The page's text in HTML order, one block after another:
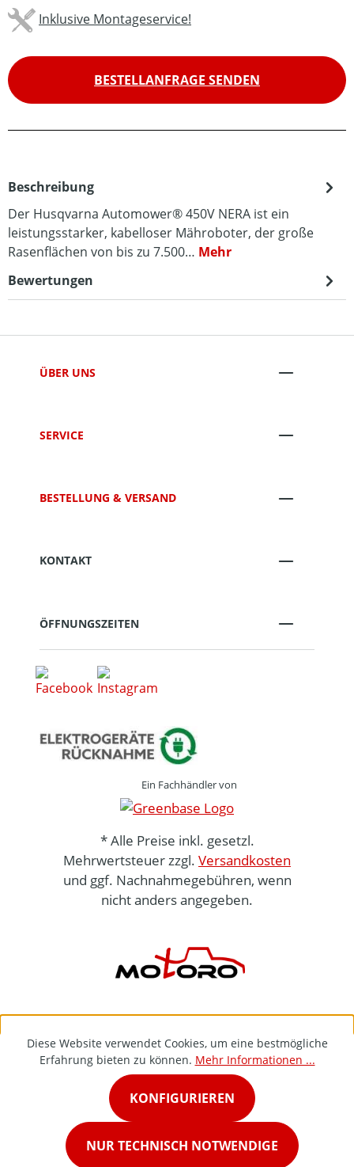
Inklusive Montageservice!
BESTELLANFRAGE SENDEN
Beschreibung
Der Husqvarna Automower® 450V NERA ist ein
leistungsstarker, kabelloser Mähroboter, der große
Rasenflächen von bis zu 7.500… Mehr
Bewertungen
ÜBER UNS
SERVICE
BESTELLUNG & VERSAND
KONTAKT
ÖFFNUNGSZEITEN
Ein Fachhändler von
* Alle Preise inkl. gesetzl.
Mehrwertsteuer zzgl. Versandkosten
und ggf. Nachnahmegebühren, wenn
nicht anders angegeben.
Diese Website verwendet Cookies, um eine bestmögliche
Erfahrung bieten zu können. Mehr Informationen ...
NUR TECHNISCH NOTWENDIGE
KONFIGURIEREN